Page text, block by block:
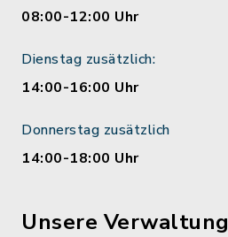
08:00-12:00 Uhr
Dienstag zusätzlich:
14:00-16:00 Uhr
Donnerstag zusätzlich
14:00-18:00 Uhr
Unsere Verwaltung